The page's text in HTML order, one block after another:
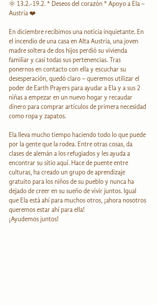
🌞 13.2.-19.2. * Deseos del corazón * Apoyo a Ela ~
Austria ❤️
En diciembre recibimos una noticia inquietante. En
el incendio de una casa en Alta Austria, una joven
madre soltera de dos hijos perdió su vivienda
familiar y casi todas sus pertenencias. Tras
ponernos en contacto con ella y escuchar su
desesperación, quedó claro ~ queremos utilizar el
poder de Earth Prayers para ayudar a Ela y a sus 2
niñas a empezar en un nuevo hogar y recaudar
dinero para comprar artículos de primera necesidad
como ropa y zapatos.
Ela lleva mucho tiempo haciendo todo lo que puede
por la gente que la rodea. Entre otras cosas, da
clases de alemán a los refugiados y les ayuda a
encontrar su sitio aquí. Hace de puente entre
culturas, ha creado un grupo de aprendizaje
gratuito para los niños de su pueblo y nunca ha
dejado de creer en su sueño de vivir juntos. Igual
que Ela está ahí para muchos otros, ¡ahora nosotros
queremos estar ahí para ella!
¡Ayudemos juntos!